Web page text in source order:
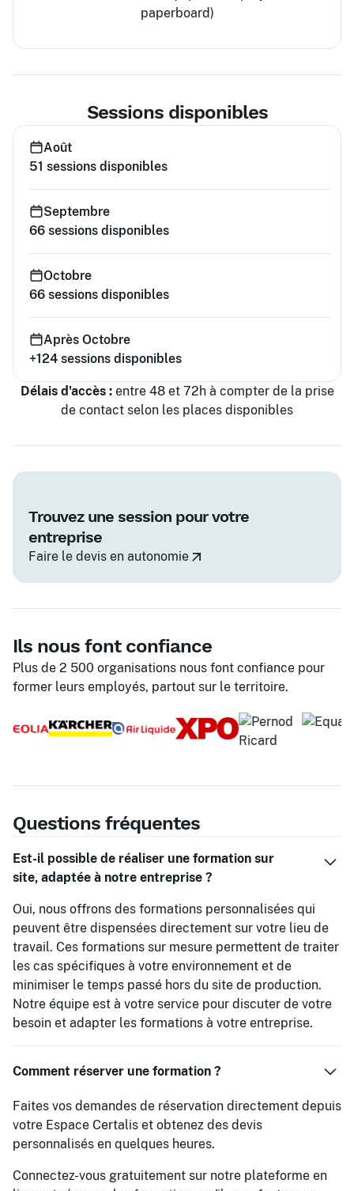
paperboard)
Sessions disponibles
Août
51 sessions disponibles
Septembre
66 sessions disponibles
Octobre
66 sessions disponibles
Après Octobre
+124 sessions disponibles
Délais d'accès :entre 48 et 72h à compter de la prise
de contact selon les places disponibles
Trouvez une session pour votre
entreprise
Faire le devis en autonomie
Ils nous font confiance
Plus de 2 500 organisations nous font confiance pour
former leurs employés, partout sur le territoire.
Questions fréquentes
Est-il possible de réaliser une formation sur
site, adaptée à notre entreprise ?
Oui, nous offrons des formations personnalisées qui
peuvent être dispensées directement sur votre lieu de
travail. Ces formations sur mesure permettent de traiter
les cas spécifiques à votre environnement et de
minimiser le temps passé hors du site de production.
Notre équipe est à votre service pour discuter de votre
besoin et adapter les formations à votre entreprise.
Comment réserver une formation ?
Faites vos demandes de réservation directement depuis
votre Espace Certalis et obtenez des devis
personnalisés en quelques heures.
Connectez-vous gratuitement sur notre plateforme en